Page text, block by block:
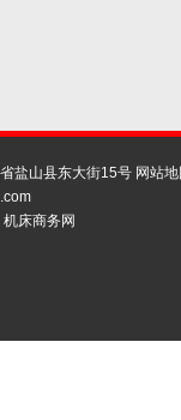
盐山县东大街15号 网站
机床商务网